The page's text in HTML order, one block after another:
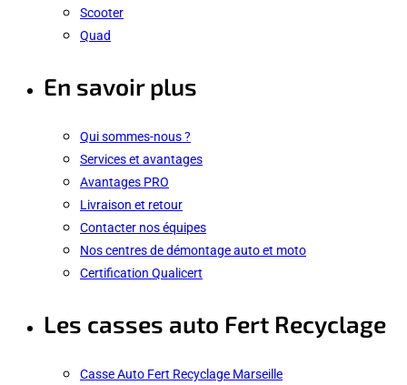
Scooter
Quad
En savoir plus
Qui sommes-nous ?
Services et avantages
Avantages PRO
Livraison et retour
Contacter nos équipes
Nos centres de démontage auto et moto
Certification Qualicert
Les casses auto Fert Recyclage
Casse Auto Fert Recyclage Marseille